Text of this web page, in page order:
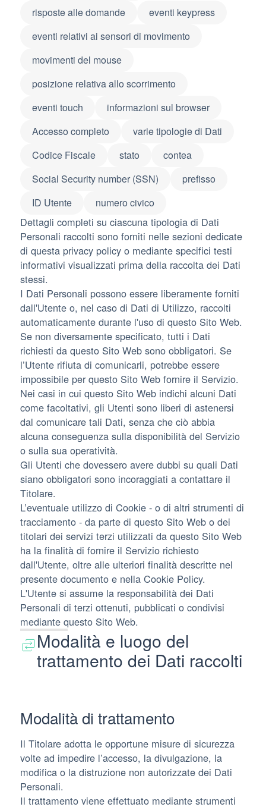
risposte alle domande
eventi keypress
eventi relativi ai sensori di movimento
movimenti del mouse
posizione relativa allo scorrimento
eventi touch
informazioni sul browser
Accesso completo
varie tipologie di Dati
Codice Fiscale
stato
contea
Social Security number (SSN)
prefisso
ID Utente
numero civico
Dettagli completi su ciascuna tipologia di Dati
Personali raccolti sono forniti nelle sezioni dedicate
di questa privacy policy o mediante specifici testi
informativi visualizzati prima della raccolta dei Dati
stessi.
I Dati Personali possono essere liberamente forniti
dall'Utente o, nel caso di Dati di Utilizzo, raccolti
automaticamente durante l'uso di questo Sito Web.
Se non diversamente specificato, tutti i Dati
richiesti da questo Sito Web sono obbligatori. Se
l’Utente rifiuta di comunicarli, potrebbe essere
impossibile per questo Sito Web fornire il Servizio.
Nei casi in cui questo Sito Web indichi alcuni Dati
come facoltativi, gli Utenti sono liberi di astenersi
dal comunicare tali Dati, senza che ciò abbia
alcuna conseguenza sulla disponibilità del Servizio
o sulla sua operatività.
Gli Utenti che dovessero avere dubbi su quali Dati
siano obbligatori sono incoraggiati a contattare il
Titolare.
L’eventuale utilizzo di Cookie - o di altri strumenti di
tracciamento - da parte di questo Sito Web o dei
titolari dei servizi terzi utilizzati da questo Sito Web
ha la finalità di fornire il Servizio richiesto
dall'Utente, oltre alle ulteriori finalità descritte nel
presente documento e nella Cookie Policy.
L'Utente si assume la responsabilità dei Dati
Personali di terzi ottenuti, pubblicati o condivisi
mediante questo Sito Web.
Modalità e luogo del
trattamento dei Dati raccolti
Modalità di trattamento
Il Titolare adotta le opportune misure di sicurezza
volte ad impedire l’accesso, la divulgazione, la
modifica o la distruzione non autorizzate dei Dati
Personali.
Il trattamento viene effettuato mediante strumenti